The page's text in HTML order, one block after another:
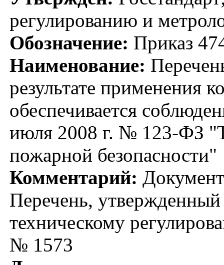
регулированию и
Обозначение: Приказ
Наименование:
результате применения
обеспечивается
июля 2008 г. № 123-ФЗ
пожарной безопасности"
Комментарий:
Перечень, утвержденный
техническому
№ 1573